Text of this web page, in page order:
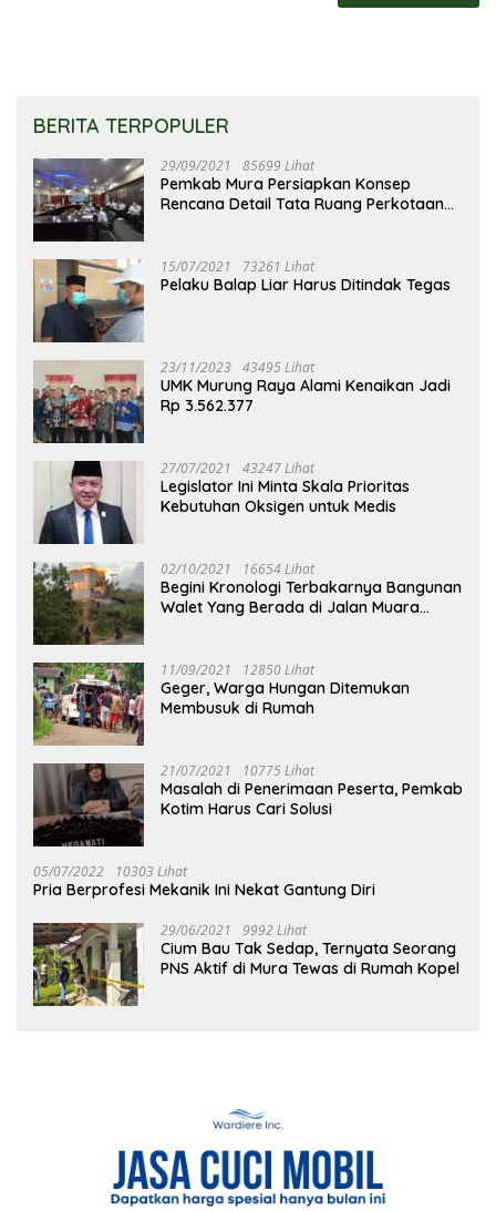
BERITA TERPOPULER
29/09/2021 85699 Lihat
Pemkab Mura Persiapkan Konsep
Rencana Detail Tata Ruang Perkotaan
15/07/2021 73261 Lihat
Pelaku Balap Liar Harus Ditindak Tegas
23/11/2023 43495 Lihat
UMK Murung Raya Alami Kenaikan Jadi
Rp 3.562.377
27/07/2021 43247 Lihat
Legislator Ini Minta Skala Prioritas
Kebutuhan Oksigen untuk Medis
02/10/2021 16654 Lihat
Begini Kronologi Terbakarnya Bangunan
Walet Yang Berada di Jalan Muara
11/09/2021 12850 Lihat
Geger, Warga Hungan Ditemukan
Membusuk di Rumah
21/07/2021 10775 Lihat
Masalah di Penerimaan Peserta, Pemkab
Kotim Harus Cari Solusi
05/07/2022 10303 Lihat
Pria Berprofesi Mekanik Ini Nekat Gantung Diri
29/06/2021 9992 Lihat
Cium Bau Tak Sedap, Ternyata Seorang
PNS Aktif di Mura Tewas di Rumah Kopel